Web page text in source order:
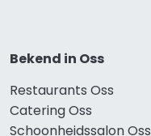
Bekend in Oss
Restaurants Oss
Catering Oss
Schoonheidssalon Oss